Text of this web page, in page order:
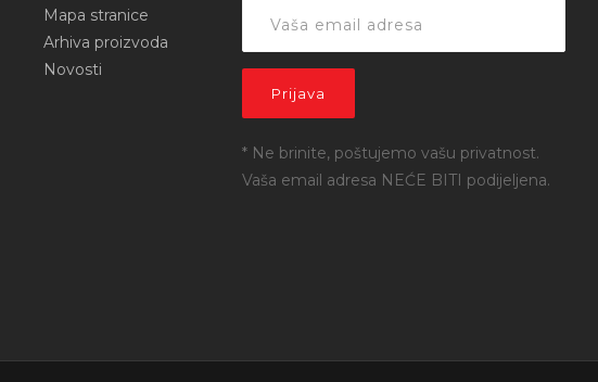
Mapa stranice
Arhiva proizvoda
Novosti
* Ne brinite, poštujemo vašu privatnost.
Vaša email adresa NEĆE BITI podijeljena.